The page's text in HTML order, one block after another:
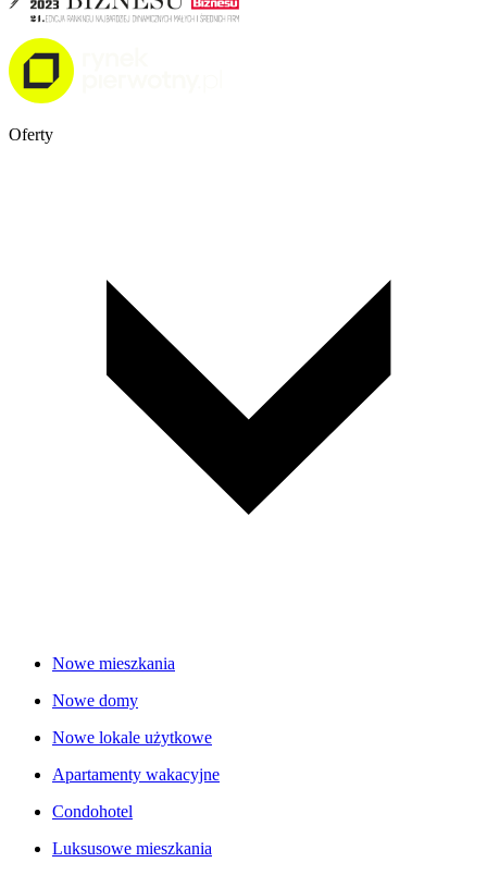
Oferty
Nowe mieszkania
Nowe domy
Nowe lokale użytkowe
Apartamenty wakacyjne
Condohotel
Luksusowe mieszkania